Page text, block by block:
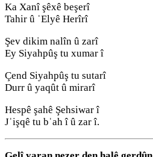
Ka Xanî şêxê beşerî
Tahir û ˈElyê Herîrî
Şev dikim nalîn û zarî
Ey Siyahpûş tu xumar î
Çend Siyahpûş tu sutarî
Durr û yaqût û mirarî
Hespê şahê Şehsiwar î
Jˈişqê tu bˈah î û zar î.